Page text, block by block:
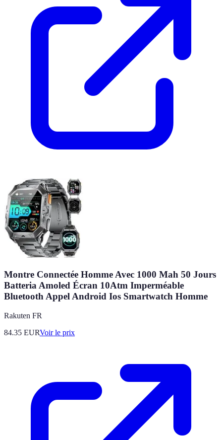
Montre Connectée Homme Avec 1000 Mah 50 Jours
Batteria Amoled Écran 10Atm Imperméable
Bluetooth Appel Android Ios Smartwatch Homme
Rakuten FR
84.35 EURVoir le prix